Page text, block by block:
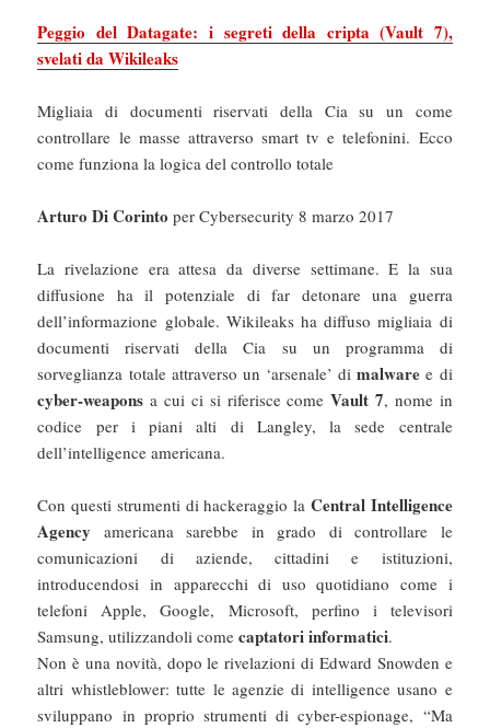
Peggio del Datagate: i segreti della cripta (Vault 7),
svelati da Wikileaks
Migliaia di documenti riservati della Cia su un come
controllare le masse attraverso smart tv e telefonini. Ecco
come funziona la logica del controllo totale
Arturo Di Corinto per Cybersecurity 8 marzo 2017
La rivelazione era attesa da diverse settimane. E la sua
diffusione ha il potenziale di far detonare una guerra
dell’informazione globale. Wikileaks ha diffuso migliaia di
documenti riservati della Cia su un programma di
sorveglianza totale attraverso un ‘arsenale’ dimalware e di
cyber-weaponsa cui ci si riferisce comeVault 7, nome in
codice per i piani alti di Langley, la sede centrale
dell’intelligence americana.
Con questi strumenti di hackeraggio la Central Intelligence
Agency americana sarebbe in grado di controllare le
comunicazioni di aziende, cittadini e istituzioni,
introducendosi in apparecchi di uso quotidiano come i
telefoni Apple, Google, Microsoft, perfino i televisori
Samsung, utilizzandoli comecaptatori informatici.
Non è una novità, dopo le rivelazioni di Edward Snowden e
altri whistleblower: tutte le agenzie di intelligence usano e
sviluppano in proprio strumenti di cyber-espionage, “Ma